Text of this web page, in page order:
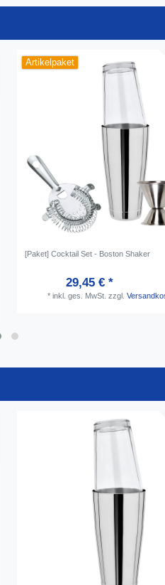
Artikelpaket
[Paket] Сocktail Set - Boston Shaker
29,45 € *
* inkl. ges. MwSt. zzgl.